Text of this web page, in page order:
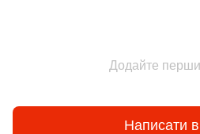
Додайте
Написати